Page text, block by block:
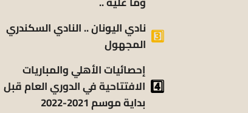
نادي اليونان .. النادي السكندري
المجهول
إحصائيات الأهلي والمباريات
الافتتاحية في الدوري العام قبل
بداية موسم 2021-2022